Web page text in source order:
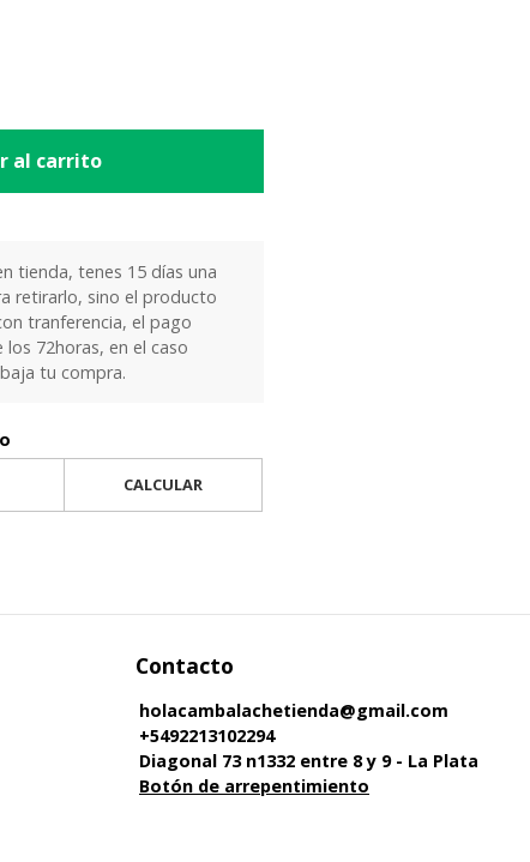
al carrito
tienda, tenes 15 días una
retirarlo, sino el producto
tranferencia, el pago
72horas, en el caso
tu compra.
CALCULAR
Contacto
holacambalachetienda@gmail.com
+5492213102294
Diagonal 73 n1332 entre 8 y 9 - La Plata
Botón de arrepentimiento